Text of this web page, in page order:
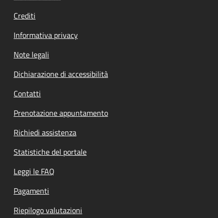
Crediti
Informativa privacy
Note legali
Dichiarazione di accessibilità
Contatti
Prenotazione appuntamento
Richiedi assistenza
Statistiche del portale
Leggi le FAQ
Pagamenti
Riepilogo valutazioni